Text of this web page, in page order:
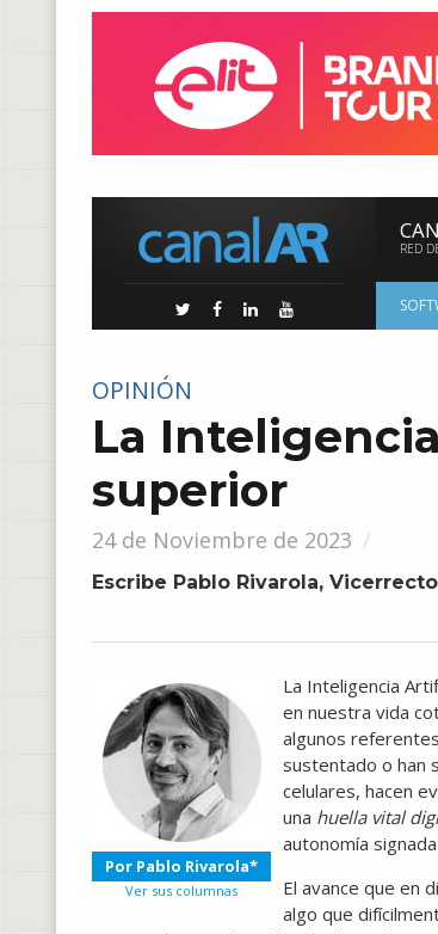
RED
OPINIÓN
La
superior
24 de Noviembre de 2023
Escribe Pablo Rivarola,
Por Pablo Rivarola*
Ver sus columnas
La Inteligencia
en nuestra vida
algunos
sustentado o han
celulares, hacen
una huella vital
autonomía
El avance que en
algo que